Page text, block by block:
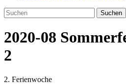
Suchen
2020-08
2
2. Ferienwoche